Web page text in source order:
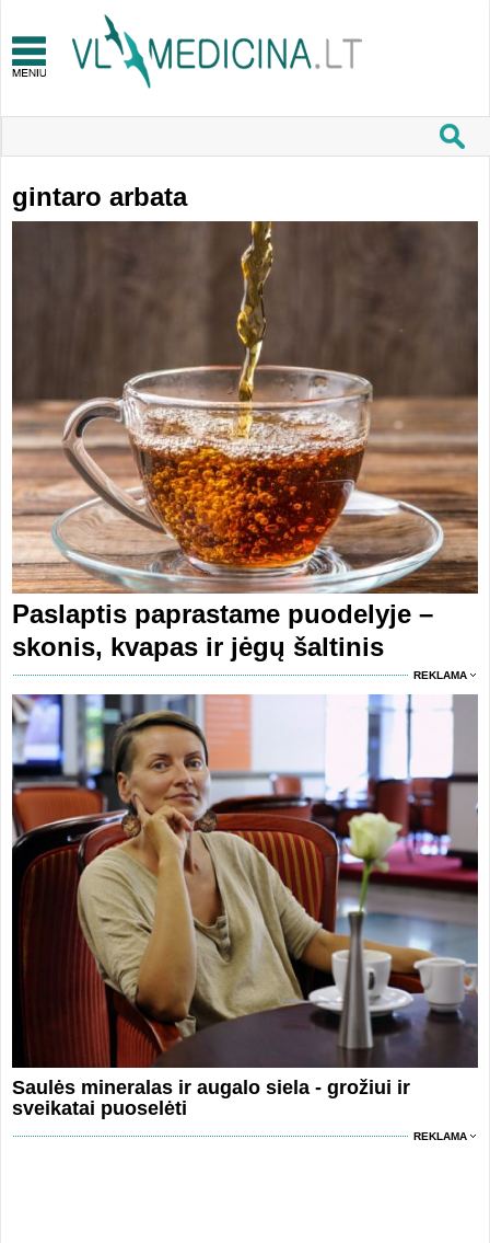
gintaro arbata
Paslaptis paprastame puodelyje –
skonis, kvapas ir jėgų šaltinis
REKLAMA
Saulės mineralas ir augalo siela - grožiui ir
sveikatai puoselėti
REKLAMA